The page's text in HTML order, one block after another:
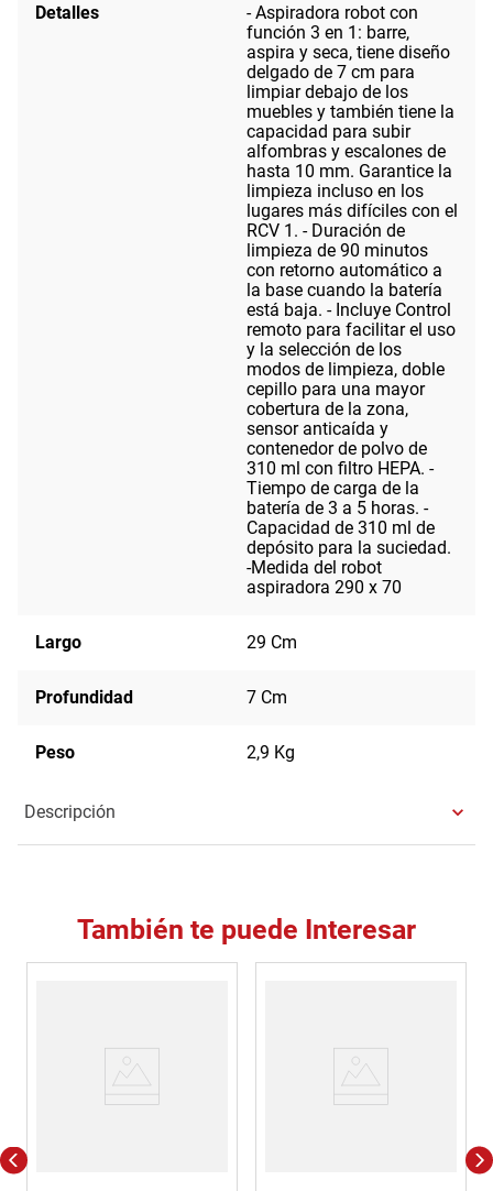
Detalles
- Aspiradora robot con
función 3 en 1: barre,
aspira y seca, tiene diseño
delgado de 7 cm para
limpiar debajo de los
muebles y también tiene la
capacidad para subir
alfombras y escalones de
hasta 10 mm. Garantice la
limpieza incluso en los
lugares más difíciles con el
RCV 1. - Duración de
limpieza de 90 minutos
con retorno automático a
la base cuando la batería
está baja. - Incluye Control
remoto para facilitar el uso
y la selección de los
modos de limpieza, doble
cepillo para una mayor
cobertura de la zona,
sensor anticaída y
contenedor de polvo de
310 ml con filtro HEPA. -
Tiempo de carga de la
batería de 3 a 5 horas. -
Capacidad de 310 ml de
depósito para la suciedad.
-Medida del robot
aspiradora 290 x 70
Largo 29 Cm
Profundidad 7 Cm
Peso 2,9 Kg
Descripción
También te puede Interesar